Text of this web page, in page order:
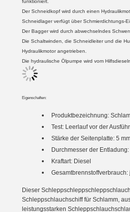
funktioniert.
Der Schneidkopf wird durch einen
Schneidlager verfügt über Schmierdichtungs-
Der Bagger wird durch abwechselndes
Die Schaltwinden, die Schneidleiter und die
Hydraulikmotor angetrieben.
Die hydraulische Ölpumpe wird vom
Eigenschaften:
Produktbezeichnung:
Test: Leerlauf vor der
Stärke der Seitenplatte: 5
Durchmesser der Entladung:
Kraftart: Diesel
Dieser
Schleppschlauchschiff für Schlamm,
leistungsstarken